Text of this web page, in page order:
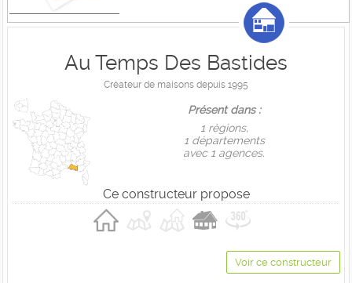
Au Temps Des Bastides
Créateur de maisons depuis 1995
Présent dans :
1 règions,
1 départements
avec 1 agences.
Ce constructeur propose
Voir ce constructeur